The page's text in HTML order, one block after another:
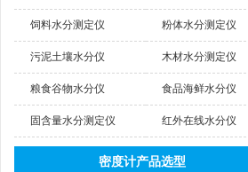
饲料水分测定仪 粉体水分测定仪
污泥土壤水分仪 木材水分测定仪
粮食谷物水分仪 食品海鲜水分仪
固含量水分测定仪 红外在线水分仪
密度计产品选型